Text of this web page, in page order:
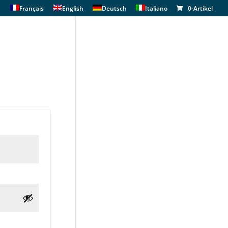
Français English Deutsch Italiano 0-Artikel